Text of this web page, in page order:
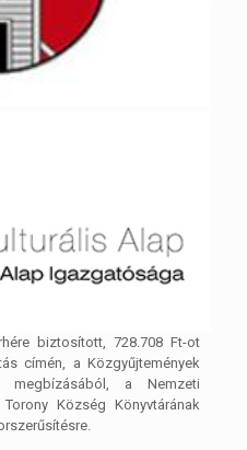
biztosított, 728.708 Ft-ot
címén, a Közgyűjtemények
megbízásából, a Nemzeti
Község Könyvtárának